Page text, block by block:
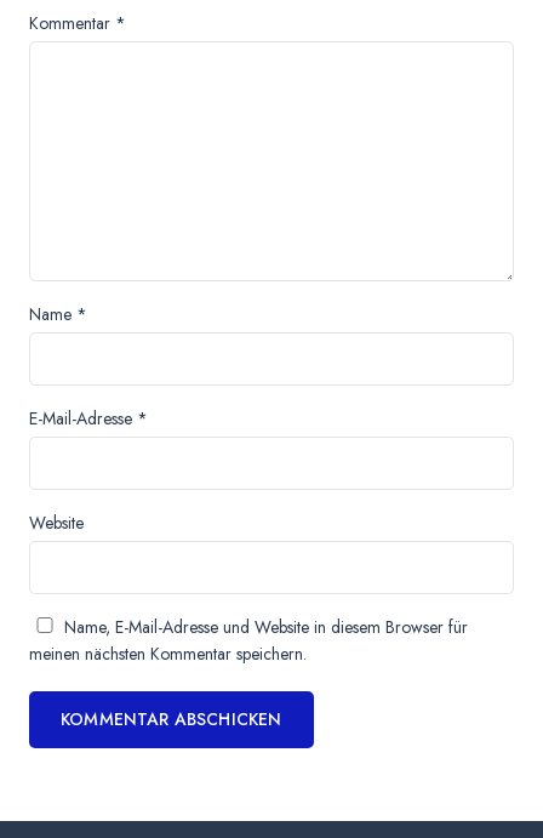
Kommentar *
Name *
E-Mail-Adresse *
Website
Name, E-Mail-Adresse und Website in diesem Browser für
meinen nächsten Kommentar speichern.